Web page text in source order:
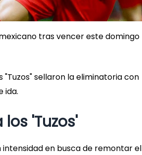
tras vencer este domingo
"Tuzos" sellaron la eliminatoria con
ida.
'Tuzos'
en busca de remontar el